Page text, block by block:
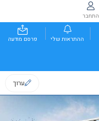
התחבר
ההתראות שלי פרסם מודעה
ערוך